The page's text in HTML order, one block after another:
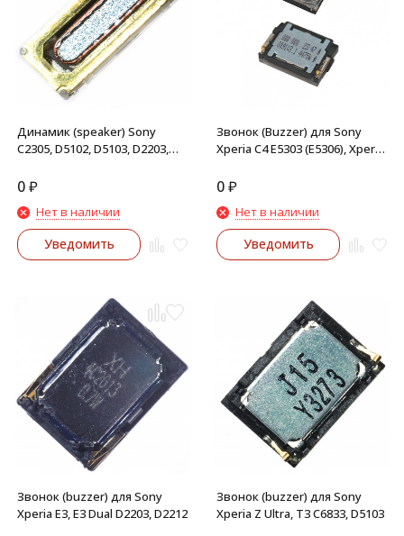
Динамик (speaker) Sony
C2305, D5102, D5103, D2203,
E3 Dual, E4, E4 Dual)
0₽
Нет в наличии
Уведомить
Звонок (Buzzer) для Sony
Xperia C4 E5303 (E5306), Xperia
0₽
Нет в наличии
Уведомить
Звонок (buzzer) для Sony
Xperia E3, E3 Dual D2203, D2212
Звонок (buzzer) для Sony
Xperia Z Ultra, T3 C6833, D5103